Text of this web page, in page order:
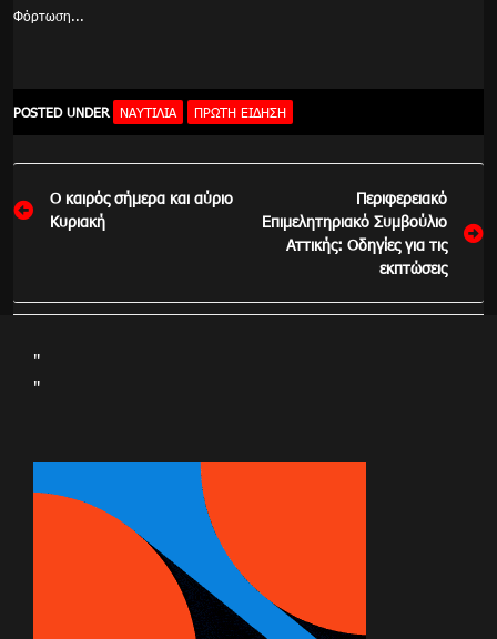
Φόρτωση...
POSTED UNDER ΝΑΥΤΙΛΙΑ ΠΡΏΤΗ ΕΊΔΗΣΗ
Πλοήγηση
άρθρων
O καιρός σήμερα και αύριο
Κυριακή
Περιφερειακό
Επιμελητηριακό Συμβούλιο
Αττικής: Οδηγίες για τις
εκπτώσεις
"
"